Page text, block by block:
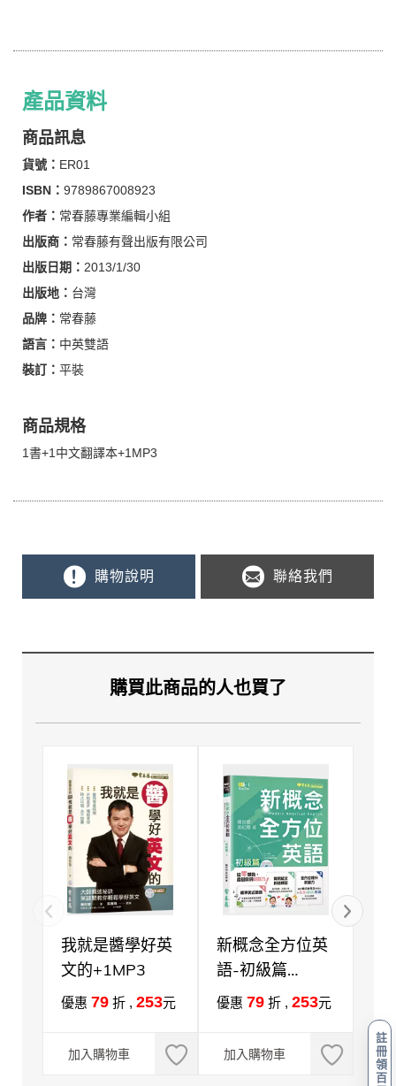
註
冊
領
百
產品資料
商品訊息
貨號： ER01
ISBN： 9789867008923
作者： 常春藤專業編輯小組
出版商： 常春藤有聲出版有限公司
出版日期： 2013/1/30
出版地： 台灣
品牌： 常春藤
語言： 中英雙語
裝訂： 平裝
商品規格
1書+1中文翻譯本+1MP3
購物說明 聯絡我們
購買此商品的人也買了
我就是醬學好英
文的+1MP3
優惠 79 折 , 253元
加入購物車
新概念全方位英
語-初級篇
+1MP3
優惠 79 折 , 253元
加入購物車
響
受
加